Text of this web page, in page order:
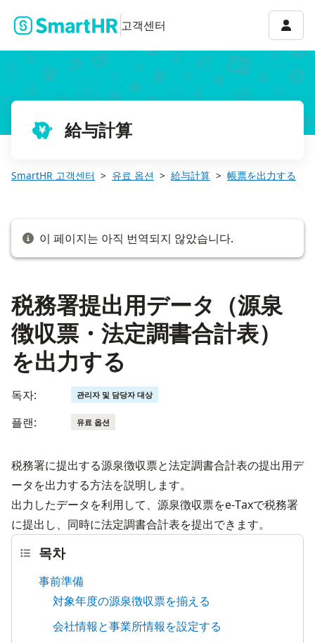
고객센터 계정
給与計算
SmartHR 고객센터 유료 옵션 給与計算 帳票を出力する
이 페이지는 아직 번역되지 않았습니다.
税務署提出用データ（源泉
徴収票・法定調書合計表）
を出力する
독자: 관리자 및 담당자 대상
플랜: 유료 옵션
税務署に提出する源泉徴収票と法定調書合計表の提出用デ
ータを出力する方法を説明します。
出力したデータを利用して、源泉徴収票をe-Taxで税務署
に提出し、同時に法定調書合計表を提出できます。
목차
事前準備
対象年度の源泉徴収票を揃える
会社情報と事業所情報を設定する